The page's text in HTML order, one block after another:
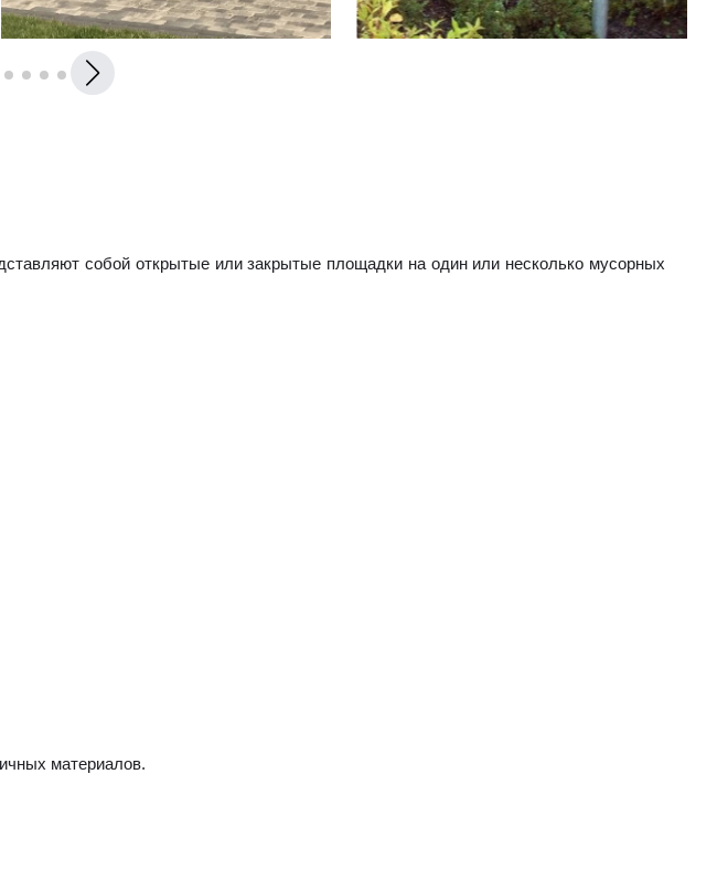
собой открытые или закрытые площадки на один или несколько мусорных
материалов.